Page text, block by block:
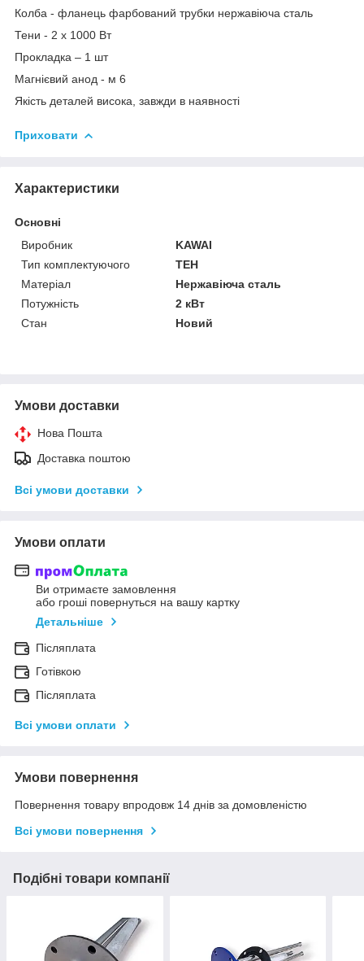
Колба - фланець фарбований трубки нержавіюча сталь
Тени - 2 х 1000 Вт
Прокладка – 1 шт
Магнієвий анод - м 6
Якість деталей висока, завжди в наявності
Приховати
Характеристики
Основні
Виробник
KAWAI
Тип комплектуючого
ТЕН
Матеріал
Нержавіюча сталь
Потужність
2 кВт
Стан
Новий
Умови доставки
Нова Пошта
Доставка поштою
Всі умови доставки
Умови оплати
Ви отримаєте замовлення
або гроші повернуться на вашу картку
Детальніше
Післяплата
Готівкою
Післяплата
Всі умови оплати
Умови повернення
Повернення товару впродовж 14 днів за домовленістю
Всі умови повернення
Подібні товари компанії